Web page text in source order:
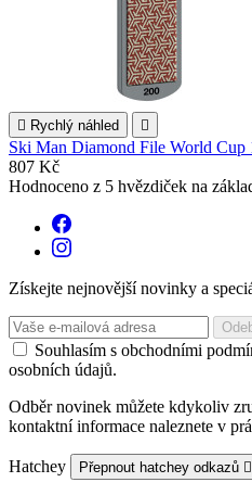
 Rychlý náhled 
Ski Man Diamond File World Cup
807 Kč
Hodnoceno z 5 hvězdiček na
Získejte nejnovější novinky a
Souhlasím s obchodními
osobních údajů.
Odběr novinek můžete kdykoliv
kontaktní informace naleznete v
Hatchey Přepnout hatchey odkazů 